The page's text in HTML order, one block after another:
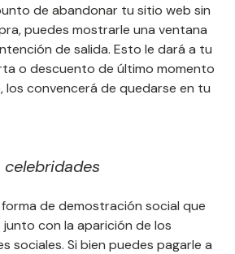
de abandonar tu sitio web sin
puedes mostrarle una ventana
de salida. Esto le dará a tu
o descuento de último momento
los convencerá de quedarse en tu
celebridades
de demostración social que
con la aparición de los
sociales. Si bien puedes pagarle a